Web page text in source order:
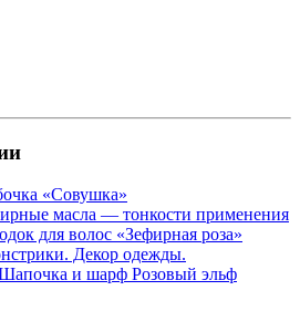
«Совушка»
масла — тонкости применения
для волос «Зефирная роза»
Декор одежды.
и шарф Розовый эльф